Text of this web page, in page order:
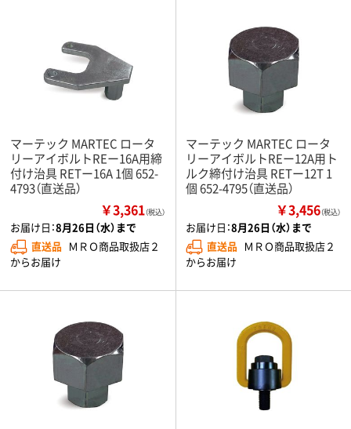
マーテック MARTEC ロータ
リーアイボルトREー16A用締
付け治具 RETー16A 1個 652-
4793（直送品）
￥3,361（税込）
お届け日：8月26日（水）まで
直送品 ＭＲＯ商品取扱店２
からお届け
マーテック MARTEC ロータ
リーアイボルトREー12A用ト
ルク締付け治具 RETー12T 1
個 652-4795（直送品）
￥3,456（税込）
お届け日：8月26日（水）まで
直送品 ＭＲＯ商品取扱店２
からお届け